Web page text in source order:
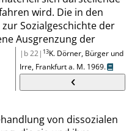
wird. Die in den
zur Sozialgeschichte der
|b 22| 13K. Dörner, Bürger und
Irre, Frankfurta. M. 1969.
Ausgrenzung der
von dissozialen